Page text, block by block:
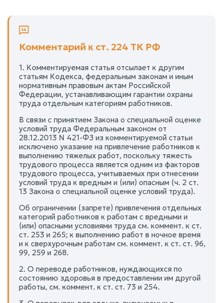
Комментарий к ст. 224 ТК РФ
1. Комментируемая статья отсылает к другим
статьям Кодекса, федеральным законам и иным
нормативным правовым актам Российской
Федерации, устанавливающим гарантии охраны
труда отдельным категориям работников.
В связи с принятием Закона о специальной оценке
условий труда Федеральным законом от
28.12.2013 N 421-ФЗ из комментируемой статьи
исключено указание на привлечение работников к
выполнению тяжелых работ, поскольку тяжесть
трудового процесса является одним из факторов
трудового процесса, учитываемых при отнесении
условий труда к вредным и (или) опасным (ч. 2 ст.
13 Закона о специальной оценке условий труда).
Об ограничении (запрете) привлечения отдельных
категорий работников к работам с вредными и
(или) опасными условиями труда см. коммент. к ст.
ст. 253 и 265; к выполнению работ в ночное время
и к сверхурочным работам см. коммент. к ст. ст. 96,
99, 259 и 268.
2. О переводе работников, нуждающихся по
состоянию здоровья в предоставлении им другой
работы, см. коммент. к ст. ст. 73 и 254.